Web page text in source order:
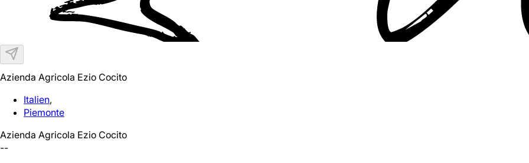
Azienda Agricola Ezio Cocito
Italien,
Piemonte
Azienda Agricola Ezio Cocito
--